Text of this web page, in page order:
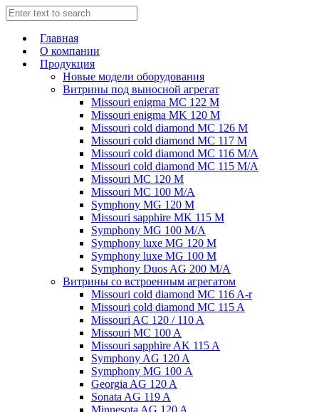
Главная
О компании
Продукция
Новые модели оборудования
Витрины под выносной агрегат
Missouri enigma MC 122 M
Missouri enigma MK 120 M
Missouri cold diamond MC 126 M
Missouri cold diamond MC 117 M
Missouri cold diamond MC 116 M/A
Missouri cold diamond MC 115 M/A
Missouri MC 120 M
Missouri MC 100 M/A
Symphony MG 120 M
Missouri sapphire MK 115 M
Symphony MG 100 M/А
Symphony luxe MG 120 M
Symphony luxe MG 100 M
Symphony Duos AG 200 M/A
Витрины со встроенным агрегатом
Missouri cold diamond MC 116 A-r
Missouri cold diamond MC 115 A
Missouri AC 120 / 110 A
Missouri MC 100 A
Missouri sapphire AK 115 A
Symphony AG 120 A
Symphony MG 100 А
Georgia AG 120 A
Sonata AG 119 A
Minnesota AG 120 A